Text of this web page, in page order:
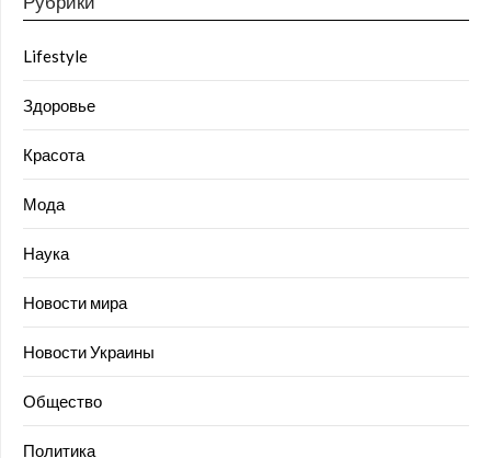
Lifestyle
Здоровье
Красота
Мода
Наука
Новости мира
Новости Украины
Общество
Политика